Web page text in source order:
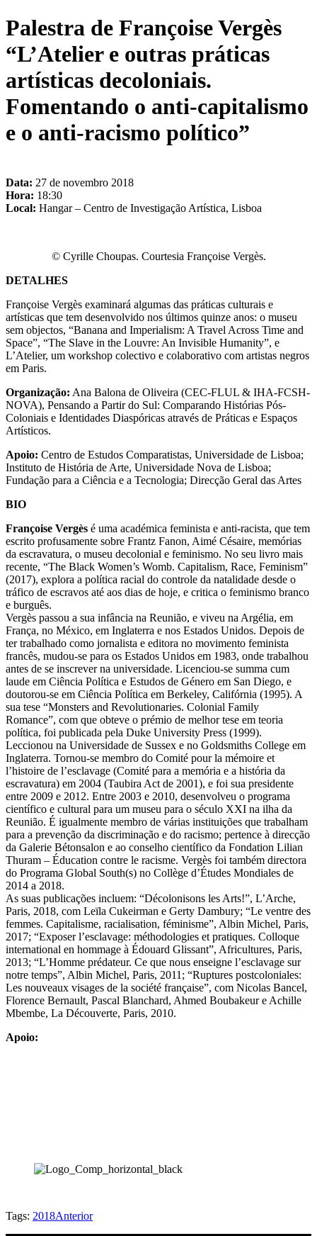
Palestra de Françoise Vergès
“L’Atelier e outras práticas
artísticas decoloniais.
Fomentando o anti-capitalismo
e o anti-racismo político”
Data: 27 de novembro 2018
Hora: 18:30
Local: Hangar – Centro de Investigação Artística, Lisboa
© Cyrille Choupas. Courtesia Françoise Vergès.
DETALHES
Françoise Vergès examinará algumas das práticas culturais e
artísticas que tem desenvolvido nos últimos quinze anos: o museu
sem objectos, “Banana and Imperialism: A Travel Across Time and
Space”, “The Slave in the Louvre: An Invisible Humanity”, e
L’Atelier, um workshop colectivo e colaborativo com artistas negros
em Paris.
Organização: Ana Balona de Oliveira (CEC-FLUL & IHA-FCSH-
NOVA), Pensando a Partir do Sul: Comparando Histórias Pós-
Coloniais e Identidades Diaspóricas através de Práticas e Espaços
Artísticos.
Apoio: Centro de Estudos Comparatistas, Universidade de Lisboa;
Instituto de História de Arte, Universidade Nova de Lisboa;
Fundação para a Ciência e a Tecnologia; Direcção Geral das Artes
BIO
Françoise Vergès é uma académica feminista e anti-racista, que tem
escrito profusamente sobre Frantz Fanon, Aimé Césaire, memórias
da escravatura, o museu decolonial e feminismo. No seu livro mais
recente, “The Black Women’s Womb. Capitalism, Race, Feminism”
(2017), explora a política racial do controle da natalidade desde o
tráfico de escravos até aos dias de hoje, e critica o feminismo branco
e burguês.
Vergès passou a sua infância na Reunião, e viveu na Argélia, em
França, no México, em Inglaterra e nos Estados Unidos. Depois de
ter trabalhado como jornalista e editora no movimento feminista
francês, mudou-se para os Estados Unidos em 1983, onde trabalhou
antes de se inscrever na universidade. Licenciou-se summa cum
laude em Ciência Política e Estudos de Género em San Diego, e
doutorou-se em Ciência Política em Berkeley, Califórnia (1995). A
sua tese “Monsters and Revolutionaries. Colonial Family
Romance”, com que obteve o prémio de melhor tese em teoria
política, foi publicada pela Duke University Press (1999).
Leccionou na Universidade de Sussex e no Goldsmiths College em
Inglaterra. Tornou-se membro do Comité pour la mémoire et
l’histoire de l’esclavage (Comité para a memória e a história da
escravatura) em 2004 (Taubira Act de 2001), e foi sua presidente
entre 2009 e 2012. Entre 2003 e 2010, desenvolveu o programa
científico e cultural para um museu para o século XXI na ilha da
Reunião. É igualmente membro de várias instituições que trabalham
para a prevenção da discriminação e do racismo; pertence à direcção
da Galerie Bétonsalon e ao conselho científico da Fondation Lilian
Thuram – Éducation contre le racisme. Vergès foi também directora
do Programa Global South(s) no Collège d’Études Mondiales de
2014 a 2018.
As suas publicações incluem: “Décolonisons les Arts!”, L’Arche,
Paris, 2018, com Leïla Cukeirman e Gerty Dambury; “Le ventre des
femmes. Capitalisme, racialisation, féminisme”, Albin Michel, Paris,
2017; “Exposer l’esclavage: méthodologies et pratiques. Colloque
international en hommage à Édouard Glissant”, Africultures, Paris,
2013; “L’Homme prédateur. Ce que nous enseigne l’esclavage sur
notre temps”, Albin Michel, Paris, 2011; “Ruptures postcoloniales:
Les nouveaux visages de la société française”, com Nicolas Bancel,
Florence Bernault, Pascal Blanchard, Ahmed Boubakeur e Achille
Mbembe, La Découverte, Paris, 2010.
Apoio:
Tags: 2018Anterior